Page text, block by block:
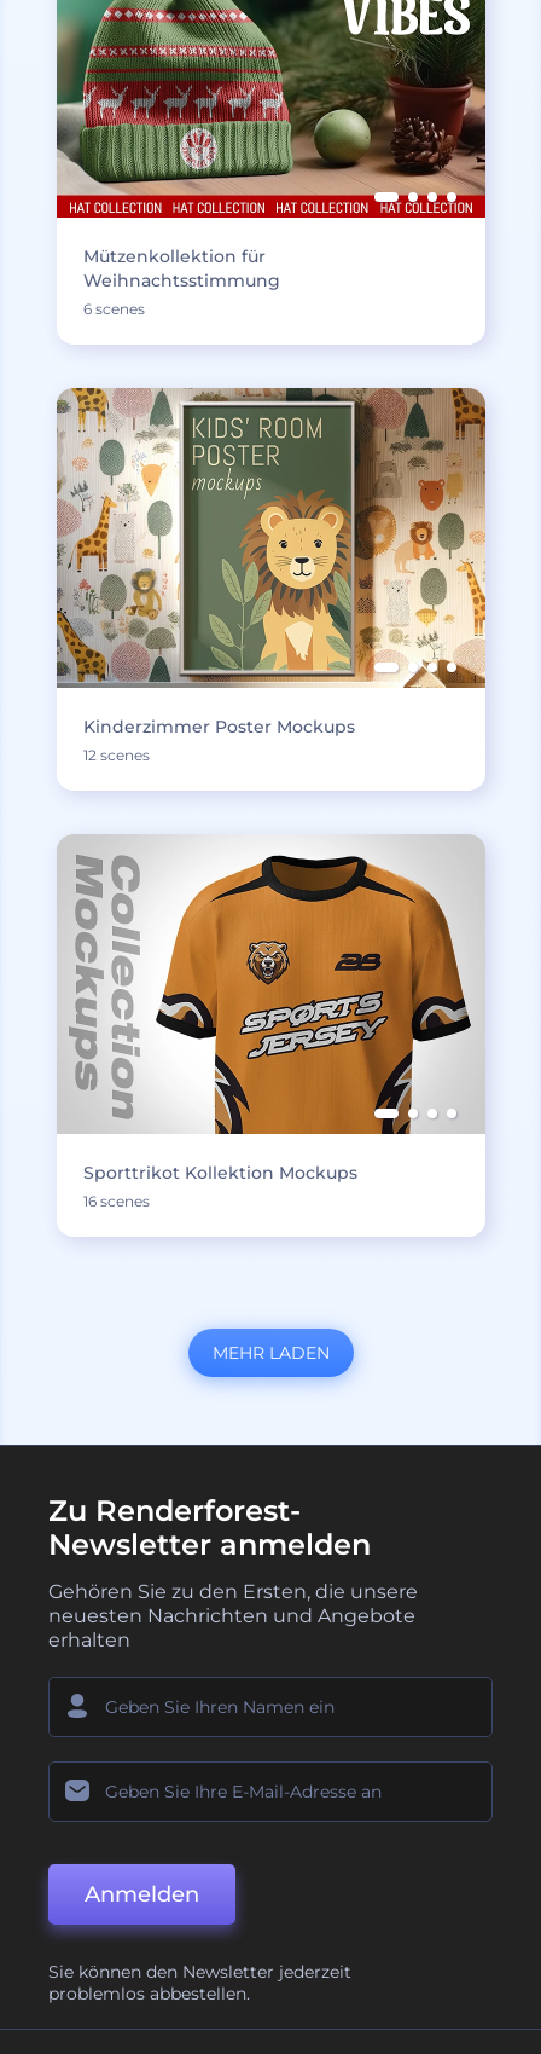
Mützenkollektion für
Weihnachtsstimmung
6 scenes
Kinderzimmer Poster Mockups
12 scenes
Sporttrikot Kollektion Mockups
16 scenes
MEHR LADEN
Zu Renderforest-
Newsletter anmelden
Gehören Sie zu den Ersten, die unsere
neuesten Nachrichten und Angebote
erhalten
Anmelden
Sie können den Newsletter jederzeit
problemlos abbestellen.